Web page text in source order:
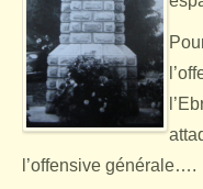
l’offensive générale….